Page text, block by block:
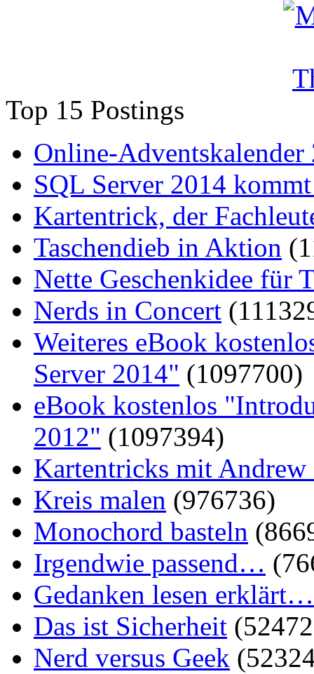
Top 15 Postings
Online-Adventskalender
SQL Server 2014
Kartentrick, der
Taschendieb in Aktion
Nette Geschenkidee für
Nerds in Concert
Weiteres eBook
Server 2014" (1097700)
eBook kostenlos
2012" (1097394)
Kartentricks mit
Kreis malen (976736)
Monochord basteln
Irgendwie passend…
Gedanken lesen erklärt…
Das ist Sicherheit
Nerd versus Geek